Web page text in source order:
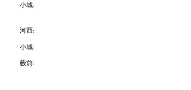
小城:
河西:
小城:
藪前: